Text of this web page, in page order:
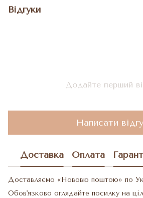
Відгуки
Додайте перший
Написати
Доставка Оплата
Доставляємо «Нововю поштою» по
Обов'язково оглядайте посилку на